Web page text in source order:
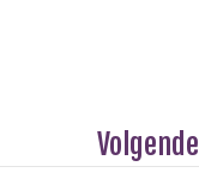
Volgende